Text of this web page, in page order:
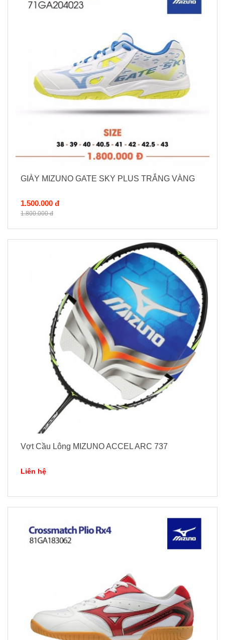
GIÀY MIZUNO GATE SKY PLUS TRẮNG VÀNG
1.500.000 đ
1.800.000 đ
Vợt Cầu Lông MIZUNO ACCEL ARC 737
Liên hệ